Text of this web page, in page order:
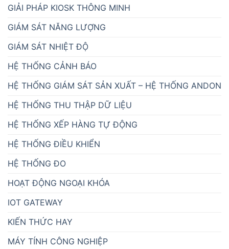
GIẢI PHÁP KIOSK THÔNG MINH
GIÁM SÁT NĂNG LƯỢNG
GIÁM SÁT NHIỆT ĐỘ
HỆ THỐNG CẢNH BÁO
HỆ THỐNG GIÁM SÁT SẢN XUẤT – HỆ THỐNG ANDON
HỆ THỐNG THU THẬP DỮ LIỆU
HỆ THỐNG XẾP HÀNG TỰ ĐỘNG
HỆ THỐNG ĐIỀU KHIỂN
HỆ THỐNG ĐO
HOẠT ĐỘNG NGOẠI KHÓA
IOT GATEWAY
KIẾN THỨC HAY
MÁY TÍNH CÔNG NGHIỆP